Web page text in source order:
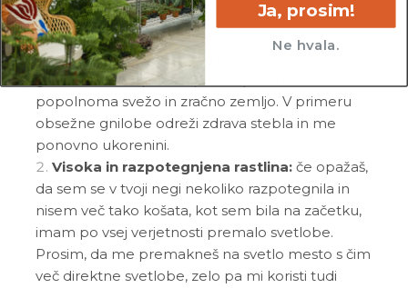
Gnitje:če si opazil_a gnitje mojih listov, stebel
in/ali korenin, si me po vsej verjetnosti
prekomerno zalil_a. Prosim, da odstraniš vse
gnile korenine, potem pa me posadi v
popolnoma svežo in zračno zemljo. V primeru
obsežne gnilobe odreži zdrava stebla in me
ponovno ukorenini.
Visoka in razpotegnjena rastlina: če opažaš,
da sem se v tvoji negi nekoliko razpotegnila in
nisem več tako košata, kot sem bila na začetku,
imam po vsej verjetnosti premalo svetlobe.
Prosim, da me premakneš na svetlo mesto s čim
več direktne svetlobe, zelo pa mi koristi tudi
Ja, prosim!
Ne hvala.